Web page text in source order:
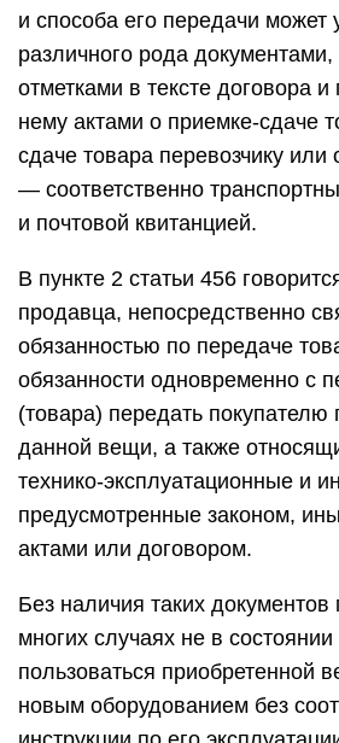
и способа его передачи может
различного рода
отметками в тексте договора
нему актами о приемке-сдаче
сдаче товара перевозчику или
— соответственно
и почтовой квитанцией.
В пункте 2 статьи 456
продавца, непосредственно
обязанностью по передаче
обязанности одновременно с
(товара) передать покупателю
данной вещи, а также
технико-эксплуатационные и
предусмотренные законом,
актами или договором.
Без наличия таких документов
многих случаях не в
пользоваться приобретенной
новым оборудованием без